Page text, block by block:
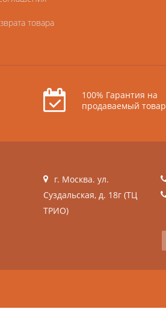
товара
100% Гарантия на
продаваемый товар
г. Москва. ул.
Суздальская, д. 18г (ТЦ
ТРИО)